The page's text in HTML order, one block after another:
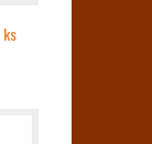
ks